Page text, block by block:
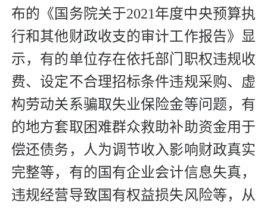
布的《国务院关于2021年度中央预算执
行和其他财政收支的审计工作报告》显
示，有的单位存在依托部门职权违规收
费、设定不合理招标条件违规采购、虚
构劳动关系骗取失业保险金等问题，有
的地方套取困难群众救助补助资金用于
偿还债务，人为调节收入影响财政真实
完整等，有的国有企业会计信息失真，
违规经营导致国有权益损失风险等，从